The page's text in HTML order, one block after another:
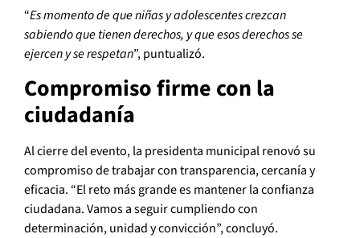
“Es momento de que niñas y adolescentes crezcan
sabiendo que tienen derechos, y que esos derechos se
ejercen y se respetan”, puntualizó.
Compromiso firme con la
ciudadanía
Al cierre del evento, la presidenta municipal renovó su
compromiso de trabajar con transparencia, cercanía y
eficacia. “El reto más grande es mantener la confianza
ciudadana. Vamos a seguir cumpliendo con
determinación, unidad y convicción”, concluyó.